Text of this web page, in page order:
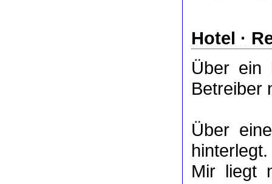
Hotel ·
Über ein
Betreiber
Über
hinterlegt.
Mir liegt